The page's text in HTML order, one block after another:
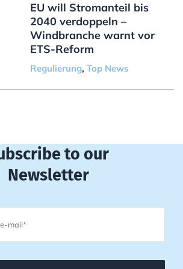
EU will Stromanteil bis
2040 verdoppeln –
Windbranche warnt vor
ETS-Reform
Regulierung, Top News
to our
Newsletter